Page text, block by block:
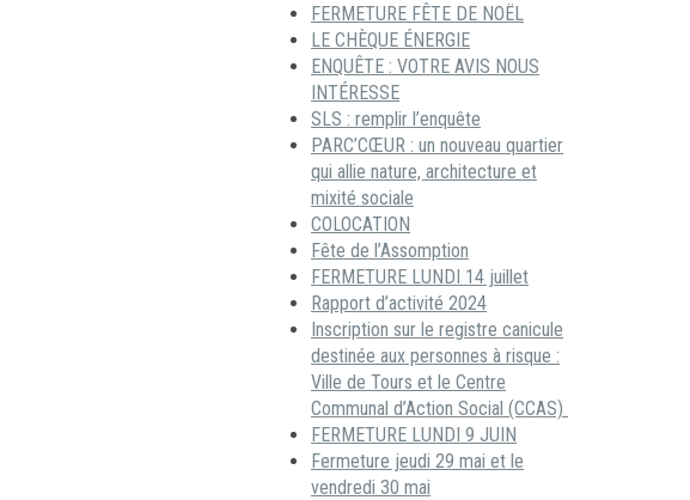
FERMETURE FÊTE DE NOËL
LE CHÈQUE ÉNERGIE
ENQUÊTE : VOTRE AVIS NOUS
INTÉRESSE
SLS : remplir l’enquête
PARC’CŒUR : un nouveau quartier
qui allie nature, architecture et
mixité sociale
COLOCATION
Fête de l’Assomption
FERMETURE LUNDI 14 juillet
Rapport d’activité 2024
Inscription sur le registre canicule
destinée aux personnes à risque :
Ville de Tours et le Centre
Communal d’Action Social (CCAS)
FERMETURE LUNDI 9 JUIN
Fermeture jeudi 29 mai et le
vendredi 30 mai